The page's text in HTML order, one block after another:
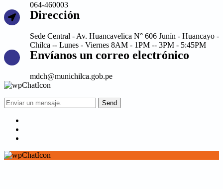
064-460003
Dirección
Sede Central - Av. Huancavelica N° 606 Junín - Huancayo -
Chilca -- Lunes - Viernes 8AM - 1PM -- 3PM - 5:45PM
Envíanos un correo electrónico
mdch@munichilca.gob.pe
Send